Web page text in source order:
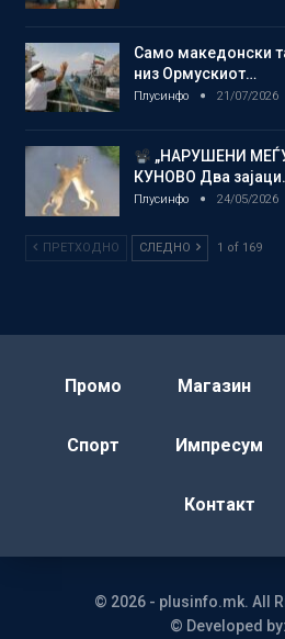
Само македонски
низ Ормускиот…
Плусинфо 21/07/2026
„НАРУШЕНИ
КУНОВО Два
Плусинфо 24/05/2026
ПРЕТХОДНО СЛЕДНО 1 of 169
Промо Магазин
Спорт Импресум
Контакт
© 2026 - plusinfo.mk. All
© Developed by: